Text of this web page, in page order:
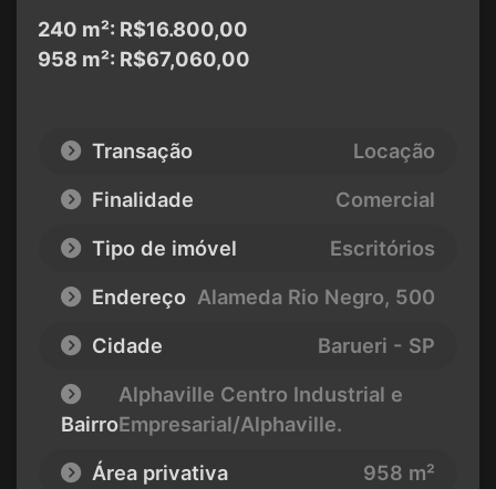
240 m²: R$16.800,00
958 m²: R$67,060,00
Transação
Locação
Finalidade
Comercial
Tipo de imóvel
Escritórios
Endereço Alameda Rio Negro, 500
Cidade
Barueri - SP
Bairro
Alphaville Centro Industrial e
Empresarial/Alphaville.
Área privativa
958 m²